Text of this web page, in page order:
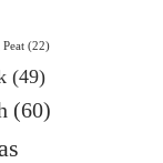
(22)
(49)
(60)